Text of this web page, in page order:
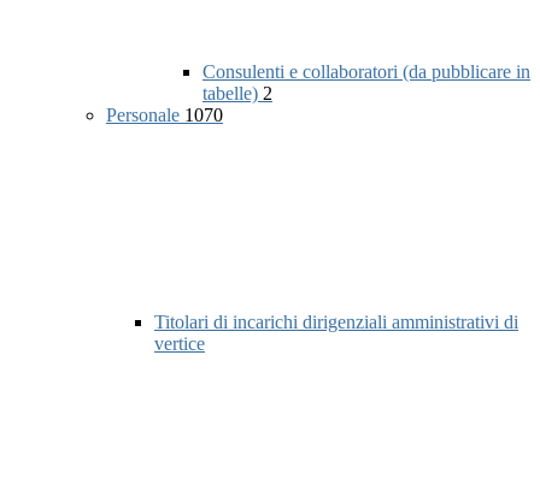
Consulenti e collaboratori (da pubblicare in
tabelle) 2
Personale 1070
Titolari di incarichi dirigenziali amministrativi di
vertice